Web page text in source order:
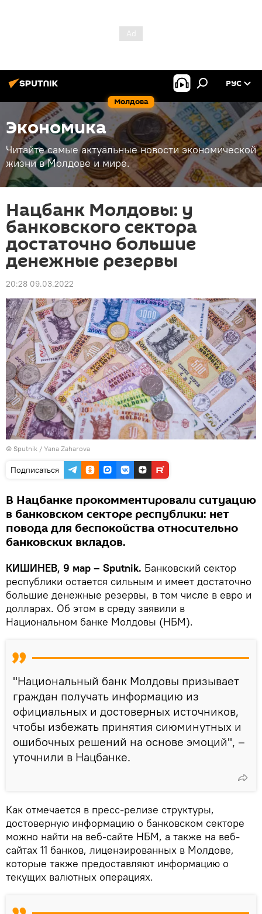
Молдова
РУС
Экономика
Читайте самые актуальные новости экономической
жизни в Молдове и мире.
Нацбанк Молдовы: у
банковского сектора
достаточно большие
денежные резервы
20:28 09.03.2022
© Sputnik / Yana Zaharova
Подписаться
В Нацбанке прокомментировали ситуацию
в банковском секторе республики: нет
повода для беспокойства относительно
банковских вкладов.
КИШИНЕВ, 9 мар – Sputnik. Банковский сектор
республики остается сильным и имеет достаточно
большие денежные резервы, в том числе в евро и
долларах. Об этом в среду заявили в
Национальном банке Молдовы (НБМ).
"Национальный банк Молдовы призывает
граждан получать информацию из
официальных и достоверных источников,
чтобы избежать принятия сиюминутных и
ошибочных решений на основе эмоций", –
уточнили в Нацбанке.
Как отмечается в пресс-релизе структуры,
достоверную информацию о банковском секторе
можно найти на веб-сайте НБМ, а также на веб-
сайтах 11 банков, лицензированных в Молдове,
которые также предоставляют информацию о
текущих валютных операциях.